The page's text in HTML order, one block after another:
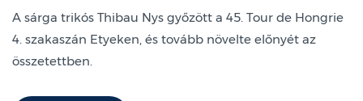
A sárga trikós Thibau Nys győzött a 45. Tour de Hongrie
4. szakaszán Etyeken, és tovább növelte előnyét az
összetettben.